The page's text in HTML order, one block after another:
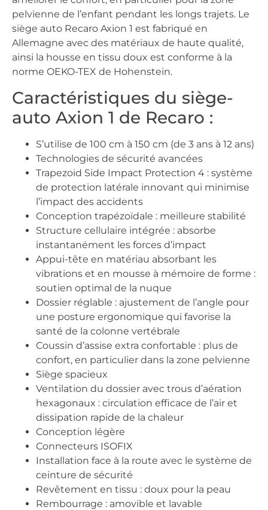
pelvienne de l’enfant pendant les longs trajets. Le
siège auto Recaro Axion 1 est fabriqué en
Allemagne avec des matériaux de haute qualité,
ainsi la housse en tissu doux est conforme à la
norme OEKO-TEX de Hohenstein.
Caractéristiques du siège-
auto Axion 1 de Recaro :
S’utilise de 100 cm à 150 cm (de 3 ans à 12 ans)
Technologies de sécurité avancées
Trapezoid Side Impact Protection 4 : système
de protection latérale innovant qui minimise
l’impact des accidents
Conception trapézoïdale : meilleure stabilité
Structure cellulaire intégrée : absorbe
instantanément les forces d’impact
Appui-tête en matériau absorbant les
vibrations et en mousse à mémoire de forme :
soutien optimal de la nuque
Dossier réglable : ajustement de l’angle pour
une posture ergonomique qui favorise la
santé de la colonne vertébrale
Coussin d’assise extra confortable : plus de
confort, en particulier dans la zone pelvienne
Siège spacieux
Ventilation du dossier avec trous d’aération
hexagonaux : circulation efficace de l’air et
dissipation rapide de la chaleur
Conception légère
Connecteurs ISOFIX
Installation face à la route avec le système de
ceinture de sécurité
Revêtement en tissu : doux pour la peau
Rembourrage : amovible et lavable